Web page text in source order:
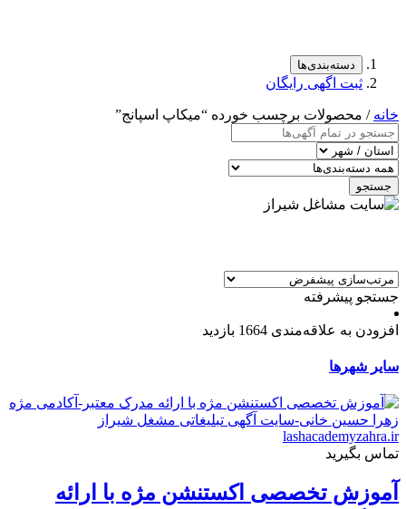
دسته‌بندی‌ها
ثبت اگهی رایگان
خانه / محصولات برچسب خورده “ميكاپ اسپانج”
جستجو
جستجو پیشرفته
افزودن به علاقه‌مندی 1664 بازدید
سایر شهرها
تماس بگیرید
آموزش تخصصی اکستنشن مژه با ارائه